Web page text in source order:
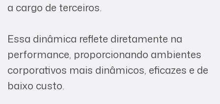
a cargo de terceiros.
Essa dinâmica reflete diretamente na
performance, proporcionando ambientes
corporativos mais dinâmicos, eficazes e de
baixo custo.